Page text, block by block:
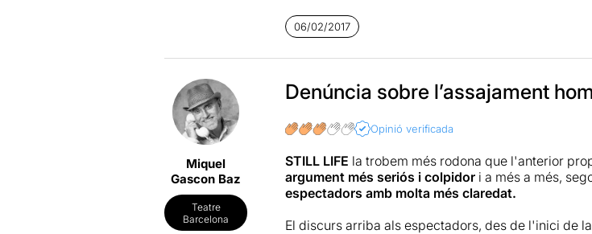
Ricci/Forteno abandona del tot el seu estil
en altres espectacles. Els monòlegs són més
les performances es tornen més líriques, i menys
mans... Potser el discurs és massa obvi i la ràbia
coixins que rebenten o el de l'adolescent trepitjat
de l'espectacle. Uns moments, en definitiva, que
06/02/2017
Miquel
Gascon Baz
Teatre
Barcelona
Denúncia sobre l’assajament
Opinió verificada
STILL LIFE la trobem més rodona que l'anterior
argument més seriós i colpidori a més a més,
espectadors amb molta més claredat.
El discurs arriba als espectadors, des de l'inici de